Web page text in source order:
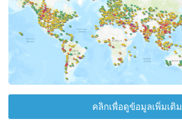
คลิกเพื่อดูข้อมูลเพิ่มเติม